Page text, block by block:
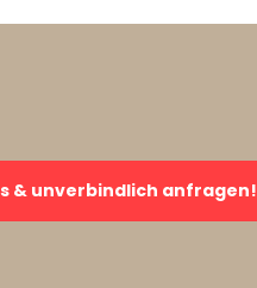
& unverbindlich anfragen!